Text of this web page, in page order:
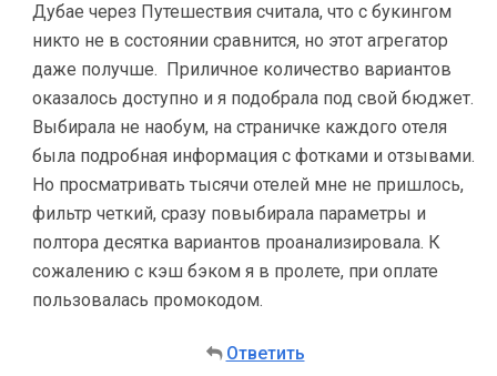
Дубае через Путешествия считала, что с букингом
никто не в состоянии сравнится, но этот агрегатор
даже получше. Приличное количество вариантов
оказалось доступно и я подобрала под свой бюджет.
Выбирала не наобум, на страничке каждого отеля
была подробная информация с фотками и отзывами.
Но просматривать тысячи отелей мне не пришлось,
фильтр четкий, сразу повыбирала параметры и
полтора десятка вариантов проанализировала. К
сожалению с кэш бэком я в пролете, при оплате
пользовалась промокодом.
Ответить